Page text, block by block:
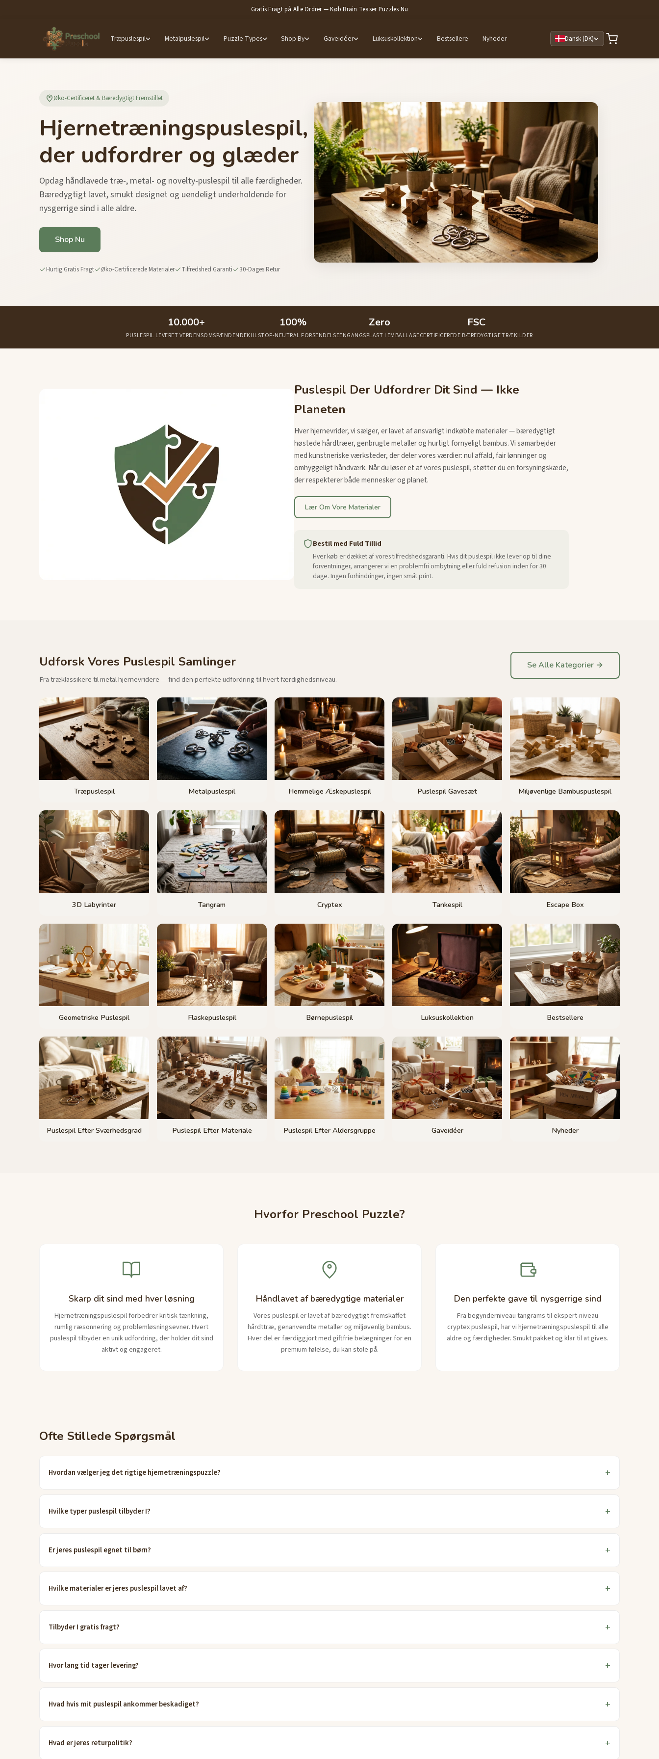
Gratis Fragt på Alle Ordrer — Køb Brain Teaser Puzzles Nu
Træpuslespil Metalpuslespil Puzzle Types Shop By Gaveidéer Luksuskollektion Bestsellere Nyheder Dansk (DK)
Øko-Certificeret & Bæredygtigt Fremstillet
Hjernetræningspuslespil,
der udfordrer og glæder
Opdag håndlavede træ-, metal- og novelty-puslespil til alle færdigheder.
Bæredygtigt lavet, smukt designet og uendeligt underholdende for
nysgerrige sind i alle aldre.
Shop Nu
Hurtig Gratis Fragt Øko-Certificerede Materialer Tilfredshed Garanti 30-Dages Retur
Vores Indflydelse Indtil Nu10.000+
PUSLESPIL LEVERET VERDENSOMSPÆNDENDE
100%
KULSTOF-NEUTRAL FORSENDELSE
Zero
ENGANGSPLAST I EMBALLAGE
FSC
CERTIFICEREDE BÆREDYGTIGE TRÆKILDER
Puslespil Der Udfordrer Dit Sind — Ikke
Planeten
Hver hjernevrider, vi sælger, er lavet af ansvarligt indkøbte materialer — bæredygtigt
høstede hårdtræer, genbrugte metaller og hurtigt fornyeligt bambus. Vi samarbejder
med kunstneriske værksteder, der deler vores værdier: nul affald, fair lønninger og
omhyggeligt håndværk. Når du løser et af vores puslespil, støtter du en forsyningskæde,
der respekterer både mennesker og planet.
Lær Om Vore Materialer
Bestil med Fuld Tillid
Hver køb er dækket af vores tilfredshedsgaranti. Hvis dit puslespil ikke lever op til dine
forventninger, arrangerer vi en problemfri ombytning eller fuld refusion inden for 30
dage. Ingen forhindringer, ingen småt print.
Udforsk Vores Puslespil Samlinger
Fra træklassikere til metal hjernevridere — find den perfekte udfordring til hvert færdighedsniveau.
Se Alle Kategorier →
Træpuslespil Metalpuslespil Hemmelige Æskepuslespil Puslespil Gavesæt Miljøvenlige Bambuspuslespil
3D Labyrinter Tangram Cryptex Tankespil Escape Box
Geometriske Puslespil Flaskepuslespil Børnepuslespil Luksuskollektion Bestsellere
Puslespil Efter Sværhedsgrad Puslespil Efter Materiale Puslespil Efter Aldersgruppe Gaveidéer Nyheder
Hvorfor Preschool Puzzle?
Skarp dit sind med hver løsning
Hjernetræningspuslespil forbedrer kritisk tænkning,
rumlig ræsonnering og problemløsningsevner. Hvert
puslespil tilbyder en unik udfordring, der holder dit sind
aktivt og engageret.
Håndlavet af bæredygtige materialer
Vores puslespil er lavet af bæredygtigt fremskaffet
hårdttræ, genanvendte metaller og miljøvenlig bambus.
Hver del er færdiggjort med giftfrie belægninger for en
premium følelse, du kan stole på.
Den perfekte gave til nysgerrige sind
Fra begynderniveau tangrams til ekspert-niveau
cryptex puslespil, har vi hjernetræningspuslespil til alle
aldre og færdigheder. Smukt pakket og klar til at gives.
Ofte Stillede Spørgsmål
Hvordan vælger jeg det rigtige hjernetræningspuzzle?
Hvilke typer puslespil tilbyder I?
Er jeres puslespil egnet til børn?
Hvilke materialer er jeres puslespil lavet af?
Tilbyder I gratis fragt?
Hvor lang tid tager levering?
Hvad hvis mit puslespil ankommer beskadiget?
Hvad er jeres returpolitik?